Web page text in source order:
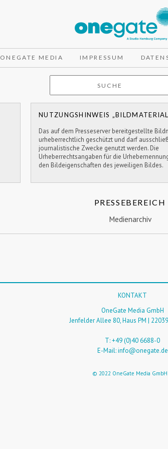
ONEGATE MEDIA IMPRESSUM
NUTZUNGSHINWEIS
Das auf dem Presseserver bereitgestellte
urheberrechtlich geschützt und darf
journalistische Zwecke genutzt werden. Die
Urheberrechtsangaben für die
den Bildeigenschaften des jeweiligen Bildes.
PRESSEBEREICH
Medienarchiv
KONTAKT
OneGate Media GmbH
Jenfelder Allee 80, Haus PM |
T: +49 (0)40 6688-0
E-Mail:info@onegate.de
© 2022 OneGate Media GmbH